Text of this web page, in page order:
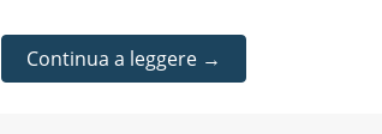
Continua a leggere →